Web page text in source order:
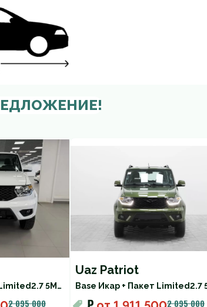
2.7 5МТ (150 л.с.)
2 095 000
Uaz Patriot
Base Икар + Пакет Limited
2 095 000